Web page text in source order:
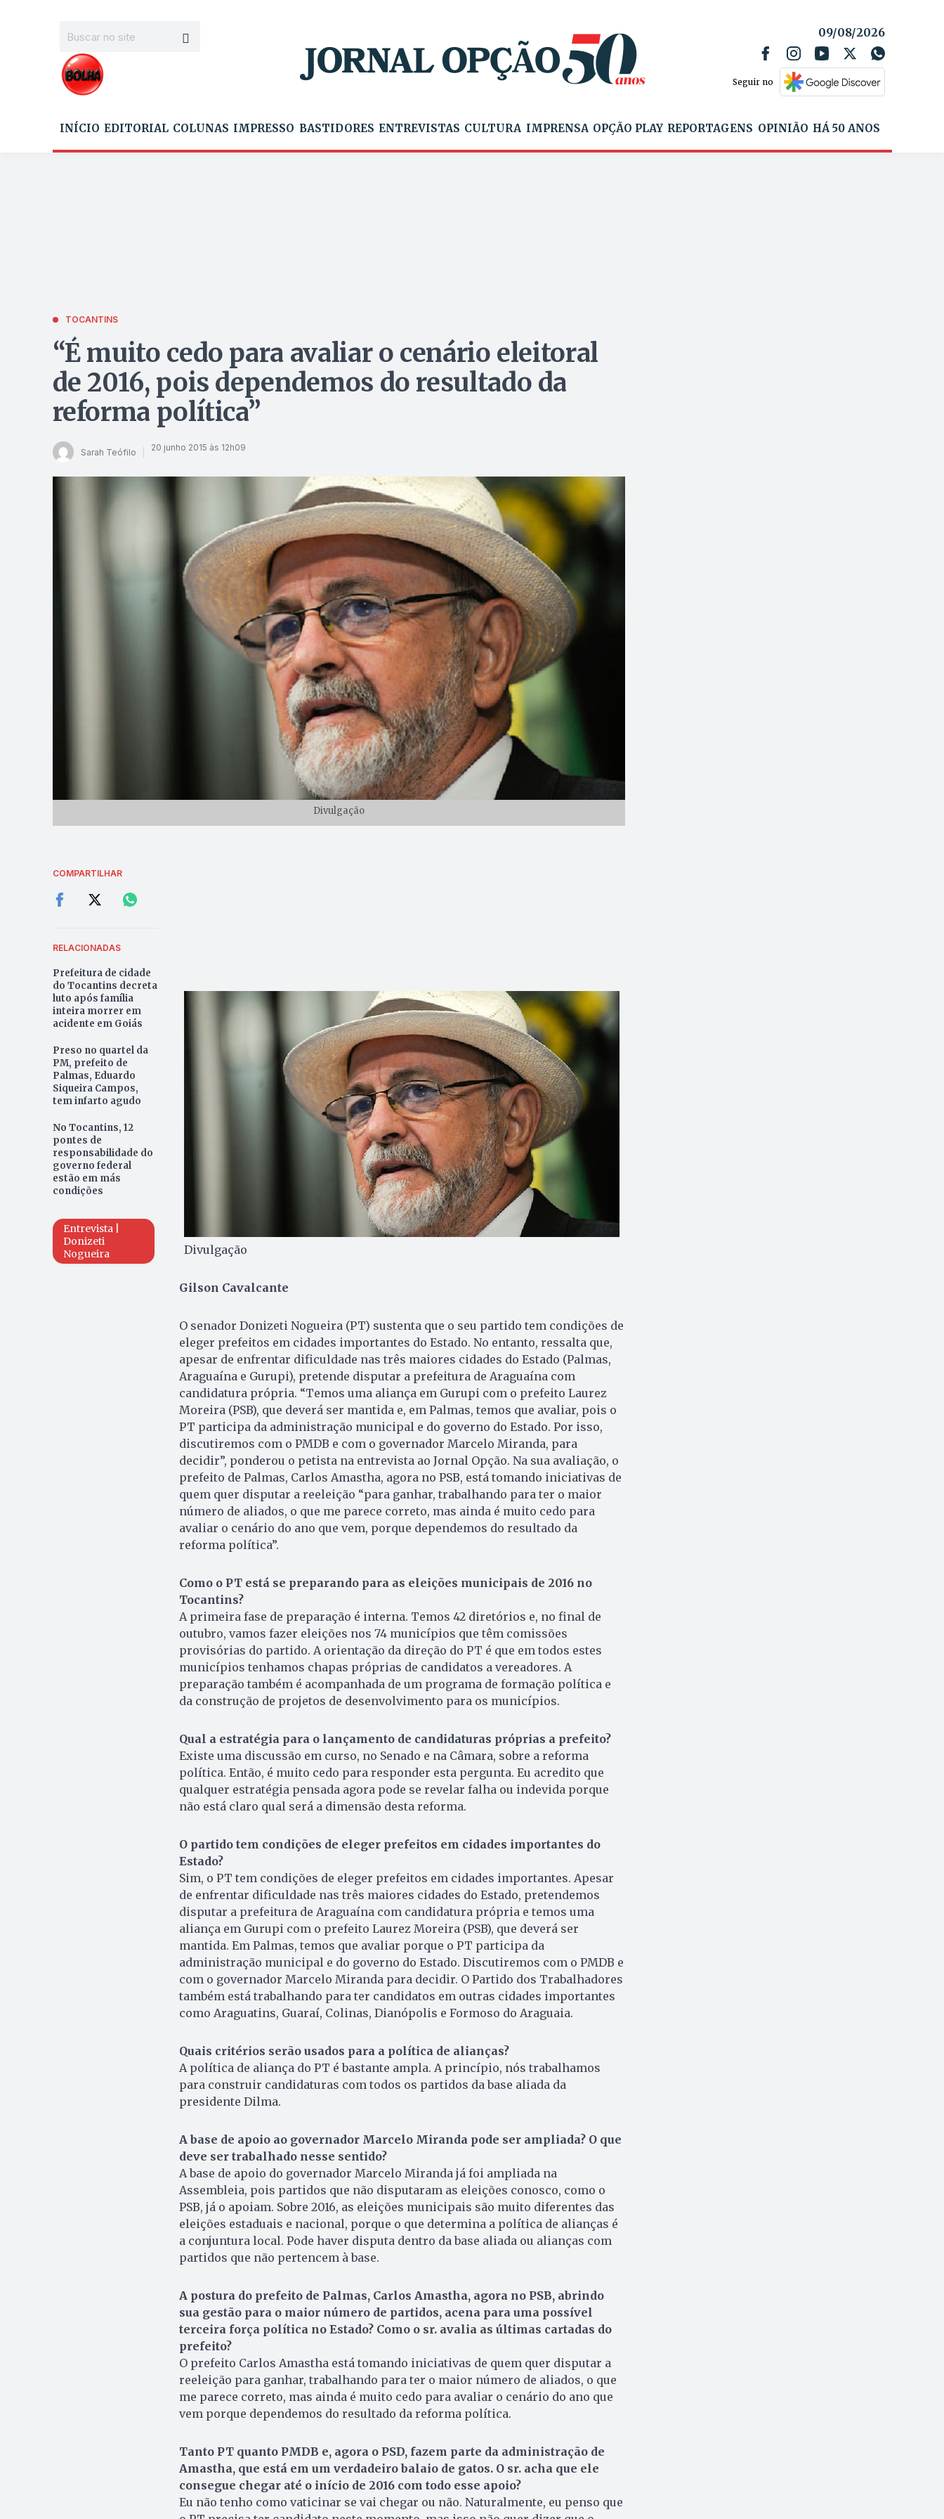
09/08/2026
Seguir no
INÍCIO EDITORIAL COLUNAS IMPRESSO BASTIDORES ENTREVISTAS CULTURA IMPRENSA OPÇÃO PLAY REPORTAGENS OPINIÃO HÁ 50 ANOS
TOCANTINS
“É muito cedo para avaliar o cenário eleitoral
de 2016, pois dependemos do resultado da
reforma política”
Sarah Teófilo 20 junho 2015 às 12h09
Divulgação
COMPARTILHAR
RELACIONADAS
Prefeitura de cidade
do Tocantins decreta
luto após família
inteira morrer em
acidente em Goiás
Preso no quartel da
PM, prefeito de
Palmas, Eduardo
Siqueira Campos,
tem infarto agudo
No Tocantins, 12
pontes de
responsabilidade do
governo federal
estão em más
condições
Entrevista |
Donizeti
Nogueira
Divulgação
Gilson Cavalcante
O senador Donizeti Nogueira (PT) sustenta que o seu partido tem condições de
eleger prefeitos em cidades importantes do Estado. No entanto, ressalta que,
apesar de enfrentar dificuldade nas três maiores cidades do Estado (Palmas,
Araguaína e Gurupi), pretende disputar a prefeitura de Araguaína com
candidatura própria. “Temos uma aliança em Gurupi com o prefeito Laurez
Moreira (PSB), que deverá ser mantida e, em Palmas, temos que avaliar, pois o
PT participa da administração municipal e do governo do Estado. Por isso,
discutiremos com o PMDB e com o governador Marce­lo Miranda, para
decidir”, ponderou o petista na entrevista ao Jornal Opção. Na sua avaliação, o
prefeito de Palmas, Carlos Amastha, agora no PSB, está tomando iniciativas de
quem quer disputar a reeleição “para ganhar, trabalhando para ter o maior
número de aliados, o que me parece correto, mas ainda é muito cedo para
avaliar o cenário do ano que vem, porque dependemos do resultado da
reforma política”.
Como o PT está se preparando para as eleições municipais de 2016 no
Tocantins?
A primeira fase de preparação é interna. Temos 42 diretórios e, no final de
outubro, vamos fazer eleições nos 74 municípios que têm comissões
provisórias do partido. A orientação da direção do PT é que em todos estes
municípios tenhamos chapas pró­prias de candidatos a vereadores. A
preparação também é acompanhada de um programa de formação política e
da construção de projetos de desenvolvimento para os municípios.
Qual a estratégia para o lançamento de candidaturas próprias a prefeito?
Existe uma discussão em curso, no Senado e na Câmara, sobre a reforma
política. Então, é muito cedo para responder esta pergunta. Eu acredito que
qualquer estratégia pensada agora pode se revelar falha ou indevida porque
não está claro qual será a dimensão desta reforma.
O partido tem condições de eleger prefeitos em cidades importantes do
Estado?
Sim, o PT tem condições de eleger prefeitos em cidades importantes. Apesar
de enfrentar dificuldade nas três maiores cidades do Estado, pretendemos
disputar a prefeitura de Araguaína com candidatura própria e temos uma
aliança em Gurupi com o prefeito Laurez Moreira (PSB), que deverá ser
mantida. Em Palmas, temos que avaliar porque o PT participa da
administração municipal e do governo do Estado. Discutiremos com o PMDB e
com o governador Marcelo Miranda para decidir. O Partido dos Trabalhadores
também está trabalhando para ter candidatos em outras cidades importantes
como Araguatins, Guaraí, Colinas, Dianópolis e For­moso do Araguaia.
Quais critérios serão usados para a política de alianças?
A política de aliança do PT é bastante ampla. A princípio, nós trabalhamos
para construir candidaturas com todos os partidos da base aliada da
presidente Dilma.
A base de apoio ao governador Marcelo Miranda pode ser ampliada? O que
deve ser trabalhado nesse sentido?
A base de apoio do governador Marcelo Miranda já foi ampliada na
Assembleia, pois partidos que não disputaram as eleições conosco, como o
PSB, já o apoiam. Sobre 2016, as eleições municipais são muito diferentes das
eleições estaduais e nacional, porque o que determina a política de alianças é
a conjuntura local. Pode haver disputa dentro da base aliada ou alianças com
partidos que não pertencem à base.
A postura do prefeito de Palmas, Carlos Amastha, agora no PSB, abrindo
sua gestão para o maior número de partidos, acena para uma possível
terceira força política no Estado? Como o sr. avalia as últimas cartadas do
prefeito?
O prefeito Carlos Amastha está tomando iniciativas de quem quer disputar a
reeleição para ganhar, trabalhando para ter o maior número de aliados, o que
me parece correto, mas ainda é muito cedo para avaliar o cenário do ano que
vem porque dependemos do resultado da reforma política.
Tanto PT quanto PMDB e, agora o PSD, fazem parte da administração de
Amastha, que está em um verdadeiro balaio de gatos. O sr. acha que ele
consegue chegar até o início de 2016 com todo esse apoio?
Eu não tenho como vaticinar se vai chegar ou não. Naturalmente, eu penso que